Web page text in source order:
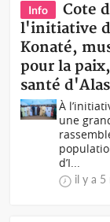
Info
Cote
l'initiative
Konaté,
pour la
santé
À
une
d’I...
il y a 5